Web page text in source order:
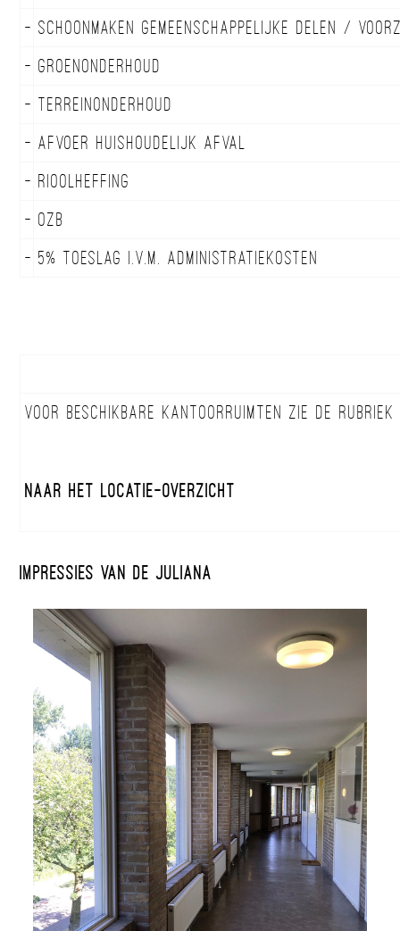
- Schoonmaken gemeenschappelijke delen /
- Groenonderhoud
- Terreinonderhoud
- Afvoer huishoudelijk afval
- Rioolheffing
- OZB
- 5% toeslag i.v.m. administratiekosten
Voor beschikbare kantoorruimten zie de
Naar het locatie-overzicht
Impressies van de Juliana